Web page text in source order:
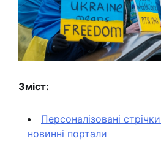
Зміст:
Персоналізовані
новинні портали